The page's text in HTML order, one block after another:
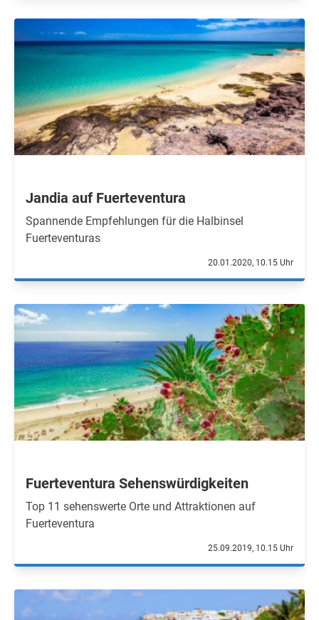
Jandia auf Fuerteventura
Spannende Empfehlungen für die Halbinsel
Fuerteventuras
20.01.2020, 10.15 Uhr
Fuerteventura Sehenswürdigkeiten
Top 11 sehenswerte Orte und Attraktionen auf
Fuerteventura
25.09.2019, 10.15 Uhr